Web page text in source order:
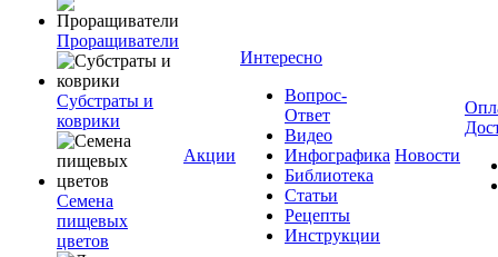
Проращиватели
Субстраты и
коврики
Семена
пищевых
цветов
Акции
Интересно
Вопрос-
Ответ
Видео
Инфографика
Библиотека
Статьи
Рецепты
Инструкции
Новости